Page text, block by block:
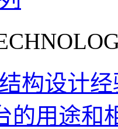
构设计经
的用途和